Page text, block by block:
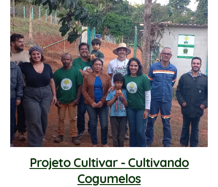
Projeto Cultivar - Cultivando
Cogumelos